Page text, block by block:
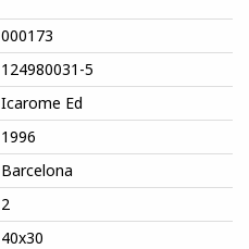
000173
124980031-5
Icarome Ed
1996
Barcelona
2
40x30